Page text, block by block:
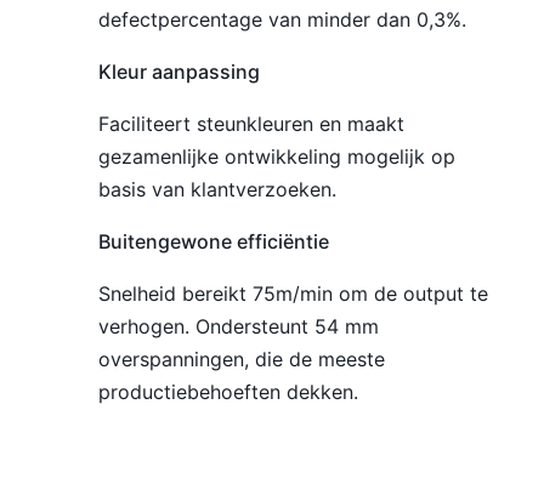
defectpercentage van minder dan 0,3%.
Kleur aanpassing
Faciliteert steunkleuren en maakt
gezamenlijke ontwikkeling mogelijk op
basis van klantverzoeken.
Buitengewone efficiëntie
Snelheid bereikt 75m/min om de output te
verhogen. Ondersteunt 54 mm
overspanningen, die de meeste
productiebehoeften dekken.